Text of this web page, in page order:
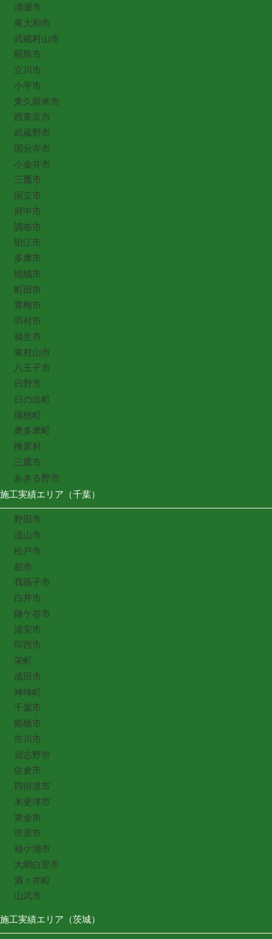
清瀬市
東大和市
武蔵村山市
昭島市
立川市
小平市
東久留米市
西東京市
武蔵野市
国分寺市
小金井市
三鷹市
国立市
府中市
調布市
狛江市
多摩市
稲城市
町田市
青梅市
羽村市
福生市
東村山市
八王子市
日野市
日の出町
瑞穂町
奥多摩町
檜原村
三鷹市
あきる野市
施工実績エリア（千葉）
野田市
流山市
松戸市
柏市
我孫子市
白井市
鎌ケ谷市
浦安市
印西市
栄町
成田市
神埼町
千葉市
船橋市
市川市
習志野市
佐倉市
四街道市
木更津市
東金市
市原市
袖ケ浦市
大網白里市
酒々井町
山武市
施工実績エリア（茨城）